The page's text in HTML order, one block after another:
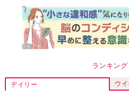
ランキング
デイリー ウ